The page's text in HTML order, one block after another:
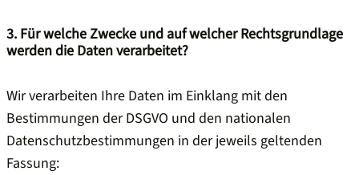
3. Für welche Zwecke und auf welcher Rechtsgrundlage
werden die Daten verarbeitet?
Wir verarbeiten Ihre Daten im Einklang mit den
Bestimmungen der DSGVO und den nationalen
Datenschutzbestimmungen in der jeweils geltenden
Fassung: